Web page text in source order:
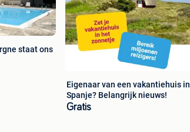
staat ons
Eigenaar van een vakantiehuis in
Spanje? Belangrijk nieuws!
Gratis